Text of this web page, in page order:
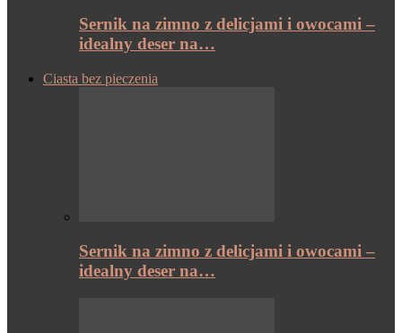
Sernik na zimno z delicjami i owocami –
idealny deser na…
Ciasta bez pieczenia
Sernik na zimno z delicjami i owocami –
idealny deser na…